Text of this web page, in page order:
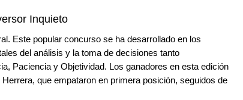
Inquieto
Este popular concurso se ha desarrollado en los
del análisis y la toma de decisiones tanto
Paciencia y Objetividad. Los ganadores en esta edición
que empataron en primera posición, seguidos de